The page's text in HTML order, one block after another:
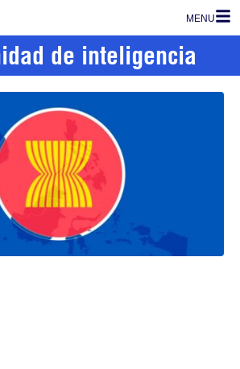
MENU
de inteligencia